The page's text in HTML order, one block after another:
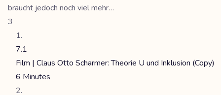
braucht jedoch noch viel mehr…
3
7.1
Film | Claus Otto Scharmer: Theorie U und Inklusion (Copy)
6 Minutes